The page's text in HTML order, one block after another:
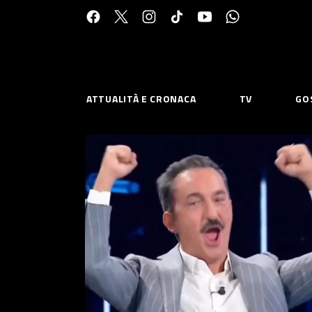
ESPLORA
Chi Siamo
Contatti
CONNETTITI
ATTUALITÀ E CRONACA TV